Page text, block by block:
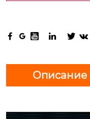
     
Описание